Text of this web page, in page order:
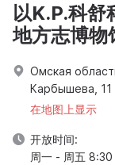
以K.P.科舒
地方志博物
Омская
Карбышева, 11
在地图上显示
开放时间:
周一 - 周五